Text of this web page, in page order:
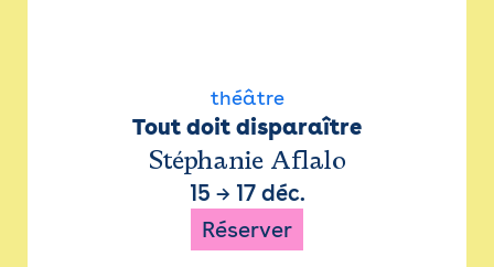
théâtre
Tout doit disparaître
Stéphanie Aflalo
15 → 17 déc.
Réserver